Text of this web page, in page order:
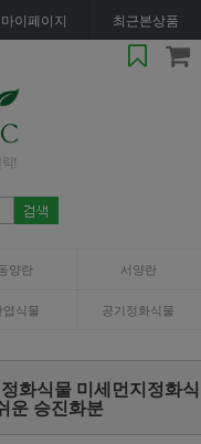
마이페이지 최근본상품
양란 서양란
엽식물 공기정화식물
화식물 미세먼지정화식
운 승진화분